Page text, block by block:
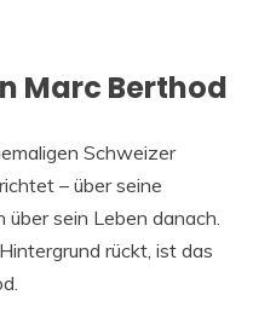
Marc Berthod
Schweizer
– über seine
über sein Leben danach.
rückt, ist das